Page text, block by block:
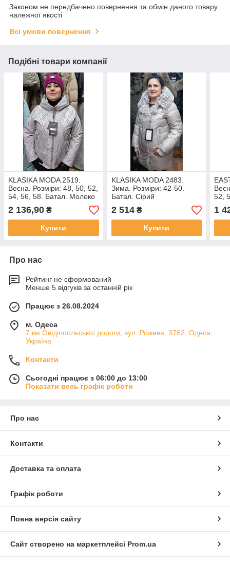
Законом не передбачено повернення та обмін даного товару
належної якості
Всі умови повернення
Подібні товари компанії
KLASIKA MODA 2519.
Весна. Розміри: 48, 50, 52,
54, 56, 58. Батал. Молоко
2 136,90 ₴
Купити
KLASIKA MODA 2483.
Зима. Розміри: 42-50.
Батал. Сірий
2 514₴
Купити
52,
1
Про нас
Рейтинг не сформований
Менше 5 відгуків за останній рік
Працює з 26.08.2024
м. Одеса
7 км Овідіопольської дороги, вул. Рожева, 3762, Одеса,
Україна
Контакти
Сьогодні працює з 06:00 до 13:00
Показати весь графік роботи
Про нас
Контакти
Доставка та оплата
Графік роботи
Повна версія сайту
Сайт створено на маркетплейсі Prom.ua